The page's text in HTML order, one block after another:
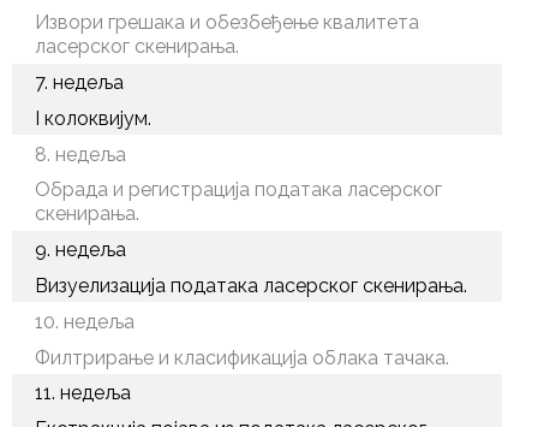
Извори грешака и обезбеђење квалитета
ласерског скенирања.
7. недеља
I колоквијум.
8. недеља
Обрада и регистрација података ласерског
скенирања.
9. недеља
Визуелизација података ласерског скенирања.
10. недеља
Филтрирање и класификација облака тачака.
11. недеља